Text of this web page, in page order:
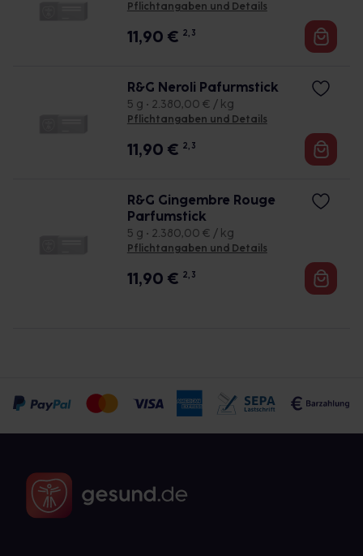
Pflichtangaben und Details
11,90 € 2, 3
R&G Neroli Pafurmstick
5 g • 2.380,00 € / kg
Pflichtangaben und Details
11,90 € 2, 3
R&G Gingembre Rouge
Parfumstick
5 g • 2.380,00 € / kg
Pflichtangaben und Details
11,90 € 2, 3